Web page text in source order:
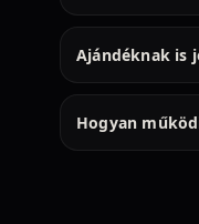
Ajándéknak is
Hogyan